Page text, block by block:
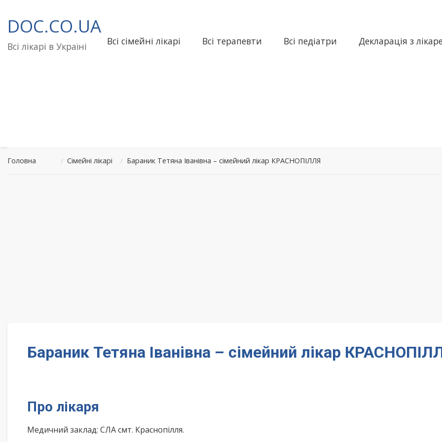
до
вмісту
DOC.CO.UA
Всі лікарі в Україні Всі сімейні лікарі Всі терапевти Всі педіатри Декларація з
Головна / Сімейні лікарі / Бараник Тетяна Іванівна – сімейний лікар КРАСНОПІЛЛЯ
Бараник Тетяна Іванівна – сімейний лікар
Про лікаря
Медичний заклад: СЛА смт. Краснопілля.